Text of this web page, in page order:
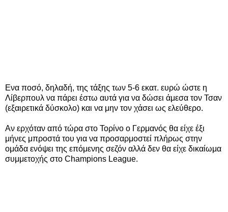
Ενα ποσό, δηλαδή, της τάξης των 5-6 εκατ. ευρώ ώστε η
Λίβερπουλ να πάρει έστω αυτά για να δώσει άμεσα τον Τσαν
(εξαιρετικά δύσκολο) και να μην τον χάσει ως ελεύθερο.
Αν ερχόταν από τώρα στο Τορίνο ο Γερμανός θα είχε έξι
μήνες μπροστά του για να προσαρμοστεί πλήρως στην
ομάδα ενόψει της επόμενης σεζόν αλλά δεν θα είχε δικαίωμα
συμμετοχής στο Champions League.